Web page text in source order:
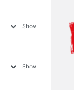
Show more
Show more